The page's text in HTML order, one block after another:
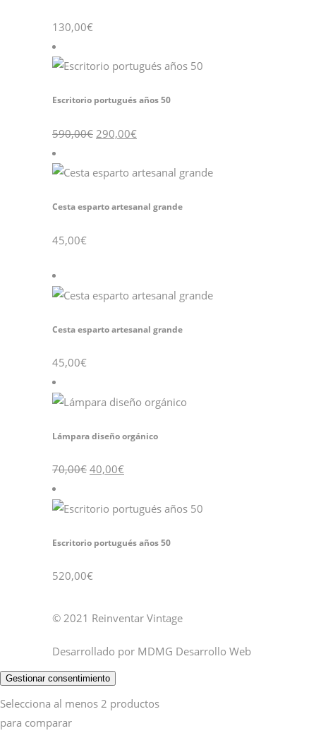
130,00€
Escritorio portugués años 50
590,00€ El
precio
590,00€.
290,00€precio
290,00€.
Cesta esparto artesanal grande
45,00€
Cesta esparto artesanal grande
45,00€
Lámpara diseño orgánico
70,00€ El
precio
70,00€.
40,00€precio
40,00€.
Escritorio portugués años 50
520,00€
© 2021 Reinventar Vintage
Desarrollado por MDMG Desarrollo Web
Gestionar consentimiento
Selecciona al menos 2 productos
para comparar